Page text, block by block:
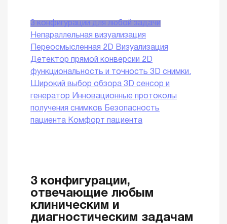
3 конфигурации,
отвечающие любым
клиническим и
диагностическим задачам
3 конфигурации для любой задачи
Непараллельная визуализация
Переосмысленная 2D Визуализация
Детектор прямой конверсии 2D
функциональность и точность 3D снимки.
Широкий выбор обзора 3D сенсор и
генератор Инновационные протоколы
получения снимков Безопасность
пациента Комфорт пациента